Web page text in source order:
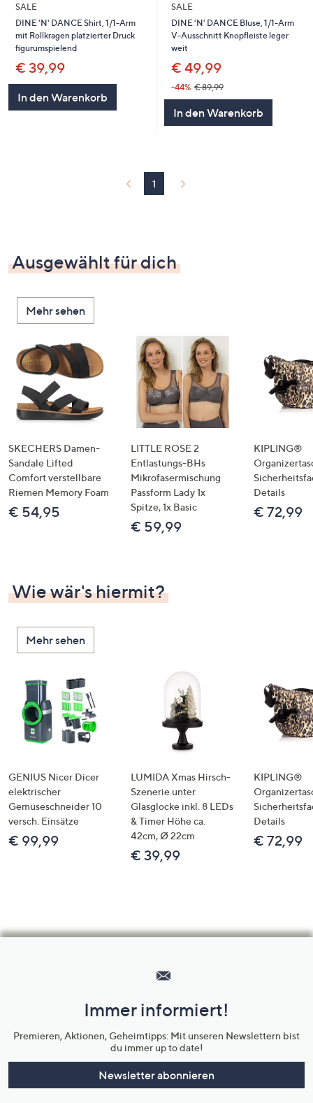
SALE
DINE 'N' DANCE Shirt, 1/1-Arm
mit Rollkragen platzierter Druck
figurumspielend
€ 39,99
In den Warenkorb
SALE
DINE 'N' DANCE Bluse, 1/1-Arm
V-Ausschnitt Knopfleiste leger
weit
€ 49,99
-44% € 89,99
In den Warenkorb
1
Ausgewählt für dich
Mehr sehen
SKECHERS Damen-
Sandale Lifted
Comfort verstellbare
Riemen Memory Foam
€ 54,95
LITTLE ROSE 2
Entlastungs-BHs
Mikrofasermischung
Passform Lady 1x
Spitze, 1x Basic
€ 59,99
KIPLING®
Details
€ 72,99
Wie wär's hiermit?
Mehr sehen
GENIUS Nicer Dicer
elektrischer
Gemüseschneider 10
versch. Einsätze
€ 99,99
LUMIDA Xmas Hirsch-
Szenerie unter
Glasglocke inkl. 8 LEDs
& Timer Höhe ca.
42cm, Ø 22cm
€ 39,99
KIPLING®
Details
€ 72,99
Unternehmensinformationen
Immer informiert!
Premieren, Aktionen, Geheimtipps: Mit unseren Newslettern bist
du immer up to date!
Newsletter abonnieren